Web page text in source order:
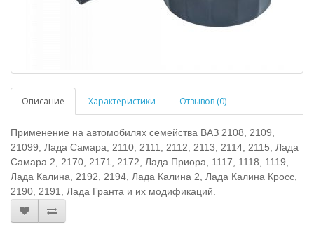
Описание Характеристики Отзывов (0)
Применение на автомобилях семейства ВАЗ 2108, 2109,
21099, Лада Самара, 2110, 2111, 2112, 2113, 2114, 2115, Лада
Самара 2, 2170, 2171, 2172, Лада Приора, 1117, 1118, 1119,
Лада Калина, 2192, 2194, Лада Калина 2, Лада Калина Кросс,
2190, 2191, Лада Гранта и их модификаций.